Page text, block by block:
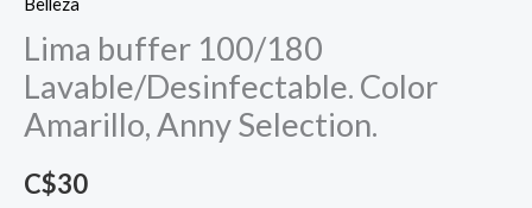
Lima buffer 100/180
Lavable/Desinfectable. Color
Amarillo, Anny Selection.
C$30